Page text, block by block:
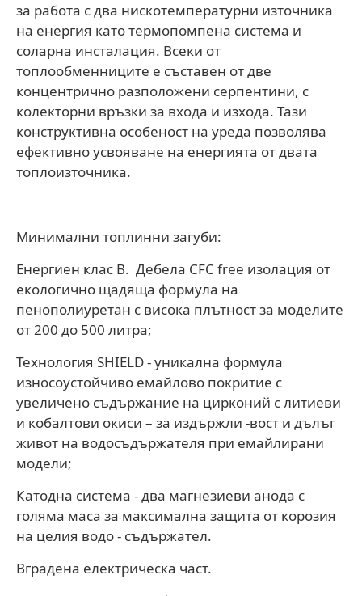
за работа с два нискотемпературни източника
на енергия като термопомпена система и
соларна инсталация. Всеки от
топлообменниците е съставен от две
концентрично разположени серпентини, с
колекторни връзки за входа и изхода. Тази
конструктивна особеност на уреда позволява
ефективно усвояване на енергията от двата
топлоизточника.
Минимални топлинни загуби:
Eнергиен клас B. Дебела CFC free изолация от
eкологично щадяща формула на
пенополиуретан с висока плътност за моделите
от 200 до 500 литра;
Технология SHIELD - уникална формула
износоустойчиво емайлово покритие с
увеличено съдържание на цирконий с литиеви
и кобалтови окиси – за издържли -вост и дълъг
живот на водосъдържателя при емайлирани
модели;
Катодна система - два магнезиеви анода с
голяма маса за максимална защита от корозия
на целия водо - съдържател.
Вградена електрическа част.